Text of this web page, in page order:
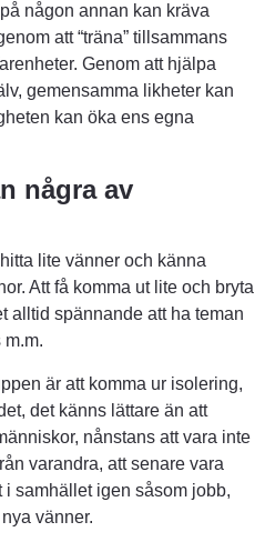
någon annan kan kräva
att “träna” tillsammans
Genom att hjälpa
gemensamma likheter kan
kan öka ens egna
några av
lite vänner och känna
Att få komma ut lite och bryta
alltid spännande att ha teman
är att komma ur isolering,
det känns lättare än att
nånstans att vara inte
varandra, att senare vara
i samhället igen såsom jobb,
vänner.